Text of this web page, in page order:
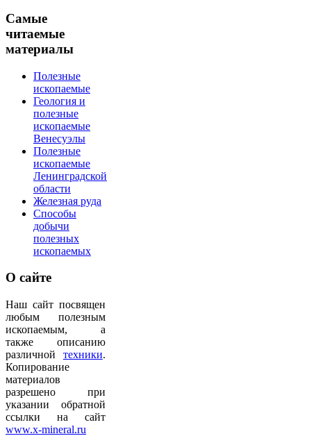
Самые
читаемые
материалы
Полезные
ископаемые
Геология и
полезные
ископаемые
Венесуэлы
Полезные
ископаемые
Ленинградской
области
Железная руда
Способы
добычи
полезных
ископаемых
О сайте
Наш сайт посвящен
любым полезным
ископаемым, а
также описанию
различной техники.
Копирование
материалов
разрешено при
указании обратной
ссылки на сайт
www.x-mineral.ru